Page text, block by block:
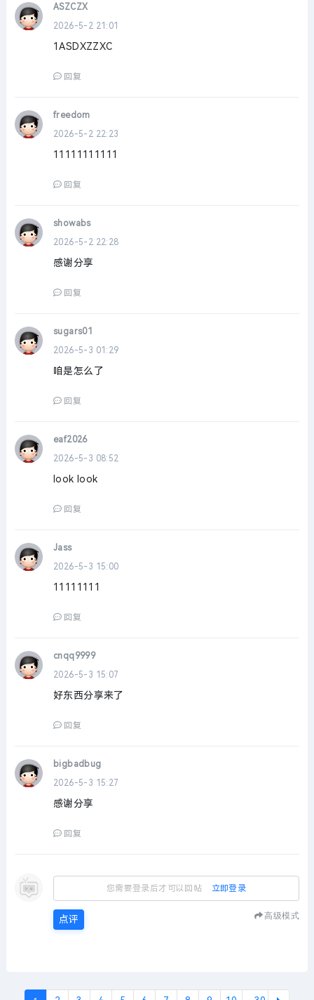
ASZCZX
2026-5-2 21:01
1ASDXZZXC
回复
freedom
2026-5-2 22:23
11111111111
回复
showabs
2026-5-2 22:28
感谢分享
回复
sugars01
2026-5-3 01:29
咱是怎么了
回复
eaf2026
2026-5-3 08:52
look look
回复
Jass
2026-5-3 15:00
11111111
回复
cnqq9999
2026-5-3 15:07
好东西分享来了
回复
bigbadbug
2026-5-3 15:27
感谢分享
回复
您需要登录后才可以回帖 立即登录
点评 高级模式